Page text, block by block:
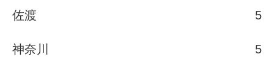
佐渡 5
神奈川 5